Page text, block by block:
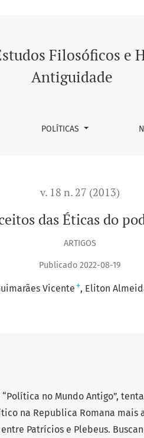
Filosóficos e
Antiguidade
POLÍTICAS
v. 18 n. 27 (2013)
das Éticas do
ARTIGOS
Publicado 2022-08-19
Vicente + Eliton
no Mundo Antigo”,
na Republica Romana mais
Patrícios e Plebeus.